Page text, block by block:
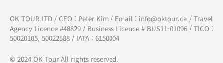
OK TOUR LTD / CEO : Peter Kim / Email : info@oktour.ca / Travel
Agency Licence #48829 / Business Licence # BUS11-01096 / TICO :
50020105, 50022588 / IATA : 6150004
© 2024 OK Tour All rights reserved.